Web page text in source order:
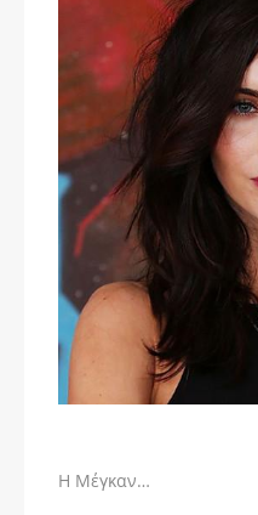
Η Μέγκαν…